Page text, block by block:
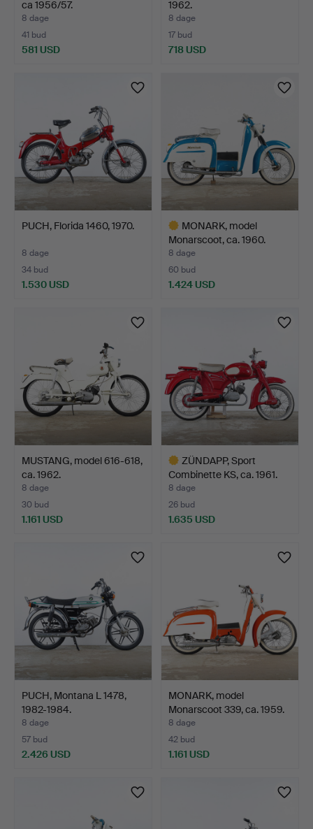
ca 1956/57.
8 dage
41 bud
581 USD
1962.
8 dage
17 bud
718 USD
PUCH, Florida 1460, 1970.
8 dage
34 bud
1.530 USD
MONARK, model
Monarscoot, ca. 1960.
8 dage
60 bud
1.424 USD
MUSTANG, model 616-618,
ca. 1962.
8 dage
30 bud
1.161 USD
ZÜNDAPP, Sport
Combinette KS, ca. 1961.
8 dage
26 bud
1.635 USD
PUCH, Montana L 1478,
1982-1984.
8 dage
57 bud
2.426 USD
MONARK, model
Monarscoot 339, ca. 1959.
8 dage
42 bud
1.161 USD